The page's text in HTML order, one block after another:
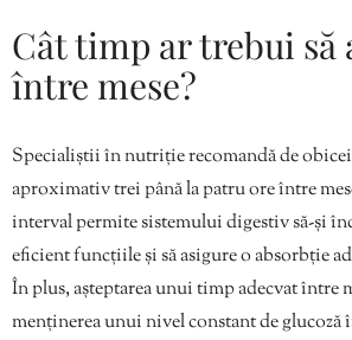
Cât timp ar trebui să
între mese?
Specialiștii în nutriție recomandă de
aproximativ trei până la patru ore între
interval permite sistemului digestiv să-și
eficient funcțiile și să asigure o absorbție
În plus, așteptarea unui timp adecvat între
menținerea unui nivel constant de glucoză